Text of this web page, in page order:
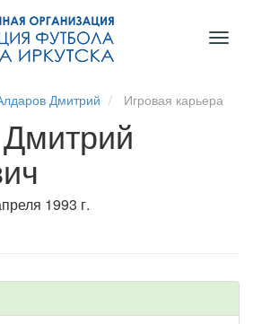
Дмитрий Игровая карьера
1993 г.